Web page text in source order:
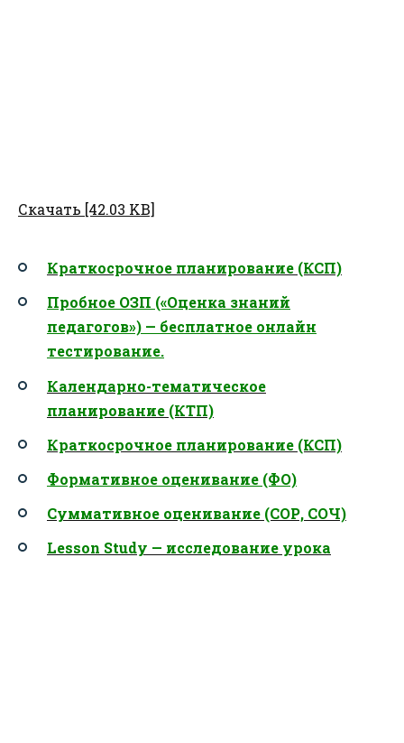
Скачать [42.03 KB]
Краткосрочное планирование (КСП)
Пробное ОЗП («Оценка знаний
педагогов») — бесплатное онлайн
тестирование.
Календарно-тематическое
планирование (КТП)
Краткосрочное планирование (КСП)
Формативное оценивание (ФО)
Суммативное оценивание (СОР, СОЧ)
Lesson Study — исследование урока